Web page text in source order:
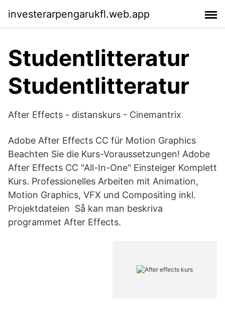
investerarpengarukfl.web.app
Studentlitteratur
Studentlitteratur
After Effects - distanskurs - Cinemantrix
Adobe After Effects CC für Motion Graphics
Beachten Sie die Kurs-Voraussetzungen! Adobe
After Effects CC "All-In-One" Einsteiger Komplett
Kurs. Professionelles Arbeiten mit Animation,
Motion Graphics, VFX und Compositing inkl.
Projektdateien Så kan man beskriva
programmet After Effects.